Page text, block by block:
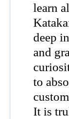
learn
deep
and
to
It is